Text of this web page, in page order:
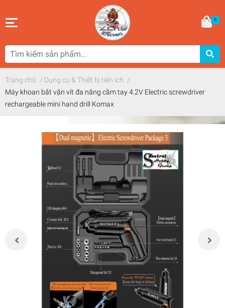
0
Trang chủ / Dụng cụ & Thiết bị tiện ích /
Máy khoan bắt vặn vít đa năng cầm tay 4.2V Electric screwdriver
rechargeable mini hand drill Komax